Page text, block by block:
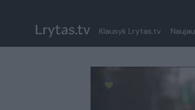
Klausyk Lrytas.tv